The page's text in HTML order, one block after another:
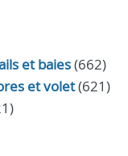
et baies(662)
et volet(621)